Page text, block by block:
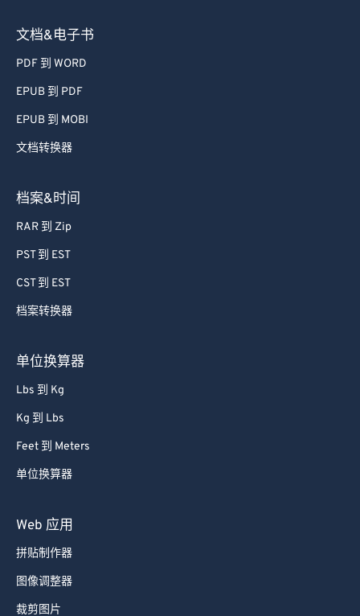
文档&电子书
PDF 到 WORD
EPUB 到 PDF
EPUB 到 MOBI
文档转换器
档案&时间
RAR 到 Zip
PST 到 EST
CST 到 EST
档案转换器
单位换算器
Lbs 到 Kg
Kg 到 Lbs
Feet 到 Meters
单位换算器
Web 应用
拼贴制作器
图像调整器
裁剪图片